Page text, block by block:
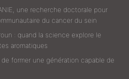
une recherche doctorale pour
du cancer du sein
: quand la science explore le
aromatiques
de former une génération capable de